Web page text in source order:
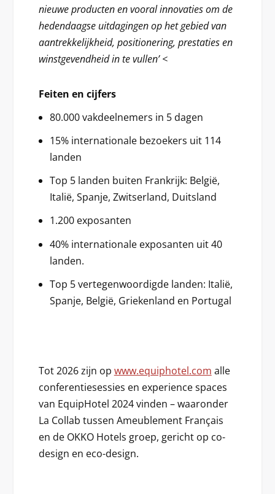
nieuwe producten en vooral innovaties om de
hedendaagse uitdagingen op het gebied van
aantrekkelijkheid, positionering, prestaties en
winstgevendheid in te vullen’ <
Feiten en cijfers
80.000 vakdeelnemers in 5 dagen
15% internationale bezoekers uit 114
landen
Top 5 landen buiten Frankrijk: België,
Italië, Spanje, Zwitserland, Duitsland
1.200 exposanten
40% internationale exposanten uit 40
landen.
Top 5 vertegenwoordigde landen: Italië,
Spanje, België, Griekenland en Portugal
Tot 2026 zijn op www.equiphotel.com alle
conferentiesessies en experience spaces
van EquipHotel 2024 vinden – waaronder
La Collab tussen Ameublement Français
en de OKKO Hotels groep, gericht op co-
design en eco-design.